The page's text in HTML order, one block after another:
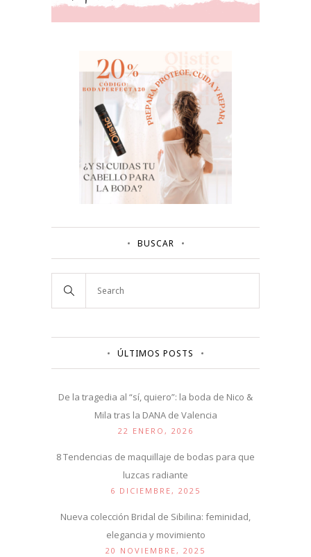
BUSCAR
ÚLTIMOS POSTS
De la tragedia al “sí, quiero”: la boda de Nico &
Mila tras la DANA de Valencia
22 ENERO, 2026
8 Tendencias de maquillaje de bodas para que
luzcas radiante
6 DICIEMBRE, 2025
Nueva colección Bridal de Sibilina: feminidad,
elegancia y movimiento
20 NOVIEMBRE, 2025